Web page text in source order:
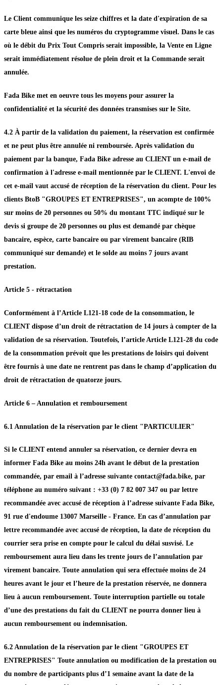
Le Client communique les seize chiffres et la date d'expiration de sa
carte bleue ainsi que les numéros du cryptogramme visuel. Dans le cas
où le débit du Prix Tout Compris serait impossible, la Vente en Ligne
serait immédiatement résolue de plein droit et la Commande serait
annulée.
Fada Bike met en oeuvre tous les moyens pour assurer la
confidentialité et la sécurité des données transmises sur le Site.
4.2 À partir de la validation du paiement, la réservation est confirmée
et ne peut plus être annulée ni remboursée. Après validation du
paiement par la banque, Fada Bike adresse au CLIENT un e-mail de
confirmation à l'adresse e-mail mentionnée par le CLIENT. L'envoi de
cet e-mail vaut accusé de réception de la réservation du client. Pour les
clients BtoB "GROUPES ET ENTREPRISES", un acompte de 100%
sur moins de 20 personnes ou 50% du montant TTC indiqué sur le
devis si groupe de 20 personnes ou plus est demandé par chèque
bancaire, espèce, carte bancaire ou par virement bancaire (RIB
communiqué sur demande) et le solde au moins 7 jours avant
prestation.
Article 5 - rétractation
Conformément à l’Article L121-18 code de la consommation, le
CLIENT dispose d’un droit de rétractation de 14 jours à compter de la
validation de sa réservation. Toutefois, l’article Article L121-28 du code
de la consommation prévoit que les prestations de loisirs qui doivent
être fournis à une date ne rentrent pas dans le champ d’application du
droit de rétractation de quatorze jours.
Article 6 – Annulation et remboursement
6.1 Annulation de la réservation par le client "PARTICULIER"
Si le CLIENT entend annuler sa réservation, ce dernier devra en
informer Fada Bike au moins 24h avant le début de la prestation
commandée, par email à l’adresse suivante contact@fada.bike, par
téléphone au numéro suivant : +33 (0) 7 82 007 347 ou par lettre
recommandée avec accusé de réception à l’adresse suivante Fada Bike,
91 rue d'endoume 13007 Marseille - France. En cas d’annulation par
lettre recommandée avec accusé de réception, la date de réception du
courrier sera prise en compte pour le calcul du délai susvisé. Le
remboursement aura lieu dans les trente jours de l’annulation par
virement bancaire. Toute annulation qui sera effectuée moins de 24
heures avant le jour et l’heure de la prestation réservée, ne donnera
lieu à aucun remboursement. Toute interruption partielle ou totale
d’une des prestations du fait du CLIENT ne pourra donner lieu à
aucun remboursement ou indemnisation.
6.2 Annulation de la réservation par le client "GROUPES ET
ENTREPRISES" Toute annulation ou modification de la prestation ou
du nombre de participants plus d’1 semaine avant la date de la